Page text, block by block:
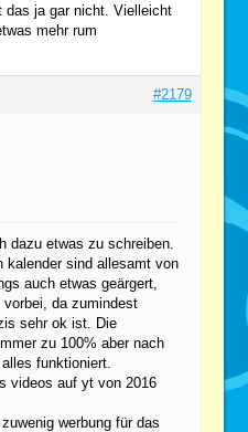
das ja gar nicht. Vielleicht
mehr rum
#2179
dazu etwas zu schreiben.
kalender sind allesamt von
auch etwas geärgert,
da zumindest
sehr ok ist. Die
zu 100% aber nach
funktioniert.
videos auf yt von 2016
werbung für das